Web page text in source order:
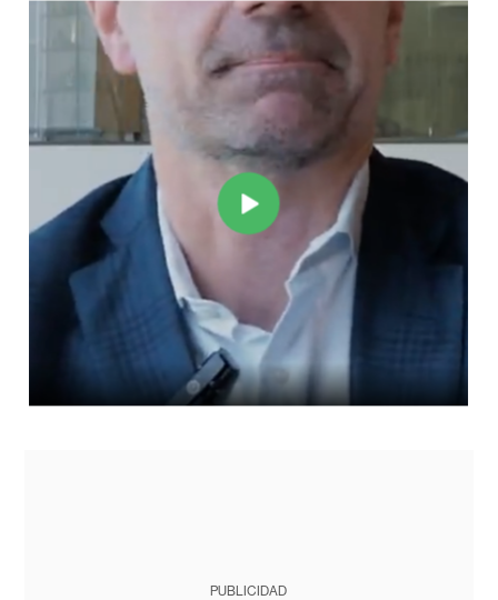
PUBLICIDAD